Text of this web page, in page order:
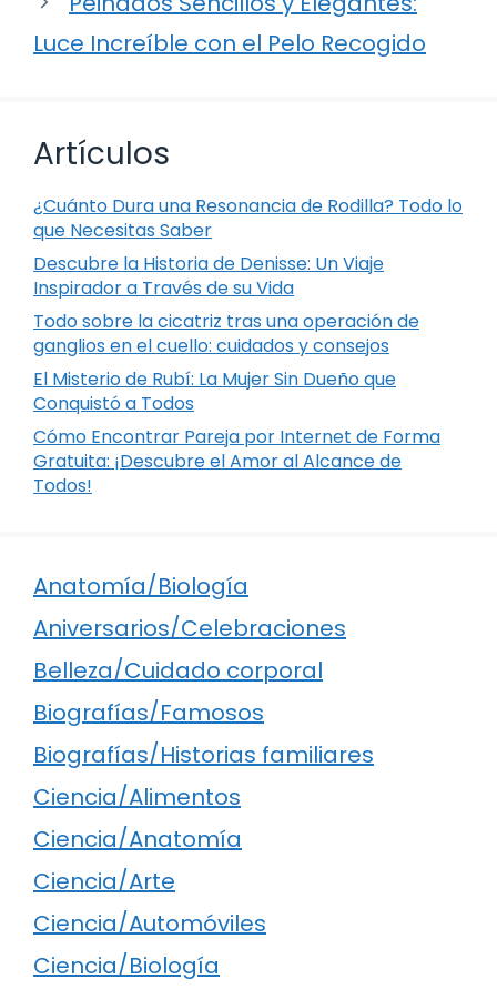
Luce Increíble con el Pelo Recogido
Artículos
¿Cuánto Dura una Resonancia de Rodilla? Todo lo
que Necesitas Saber
Descubre la Historia de Denisse: Un Viaje
Inspirador a Través de su Vida
Todo sobre la cicatriz tras una operación de
ganglios en el cuello: cuidados y consejos
El Misterio de Rubí: La Mujer Sin Dueño que
Conquistó a Todos
Cómo Encontrar Pareja por Internet de Forma
Gratuita: ¡Descubre el Amor al Alcance de
Todos!
Anatomía/Biología
Aniversarios/Celebraciones
Belleza/Cuidado corporal
Biografías/Famosos
Biografías/Historias familiares
Ciencia/Alimentos
Ciencia/Anatomía
Ciencia/Arte
Ciencia/Automóviles
Ciencia/Biología